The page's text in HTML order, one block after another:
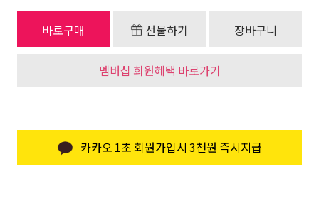
바로구매 선물하기 장바구니
멤버십 회원혜택 바로가기
카카오 1초 회원가입시 3천원 즉시지급